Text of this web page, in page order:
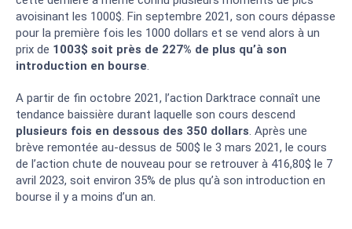
avoisinant les 1000$. Fin septembre 2021, son cours dépasse
pour la première fois les 1000 dollars et se vend alors à un
prix de 1003$ soit près de 227% de plus qu’à son
introduction en bourse.
A partir de fin octobre 2021, l’action Darktrace connaît une
tendance baissière durant laquelle son cours descend
plusieurs fois en dessous des 350 dollars. Après une
brève remontée au-dessus de 500$ le 3 mars 2021, le cours
de l’action chute de nouveau pour se retrouver à 416,80$ le 7
avril 2023, soit environ 35% de plus qu’à son introduction en
bourse il y a moins d’un an.